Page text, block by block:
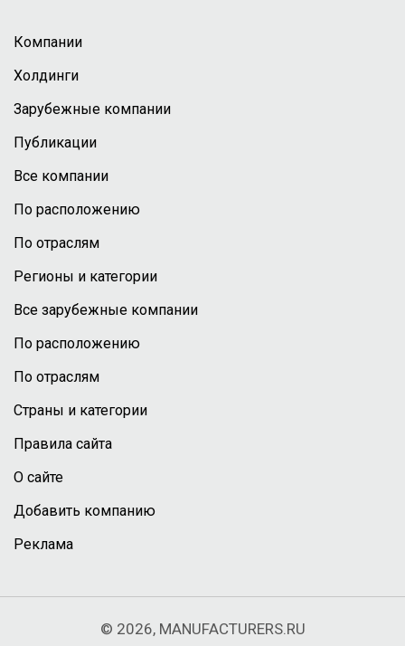
Компании
Холдинги
Зарубежные компании
Публикации
Все компании
По расположению
По отраслям
Регионы и категории
Все зарубежные компании
По расположению
По отраслям
Страны и категории
Правила сайта
О сайте
Добавить компанию
Реклама
© 2026, MANUFACTURERS.RU